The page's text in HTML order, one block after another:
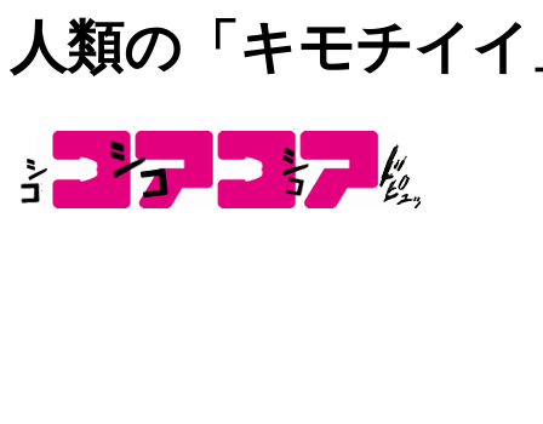
人類の「キモチイ